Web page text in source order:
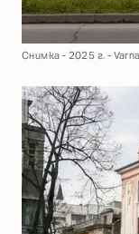
Снимка - 2025 г. -